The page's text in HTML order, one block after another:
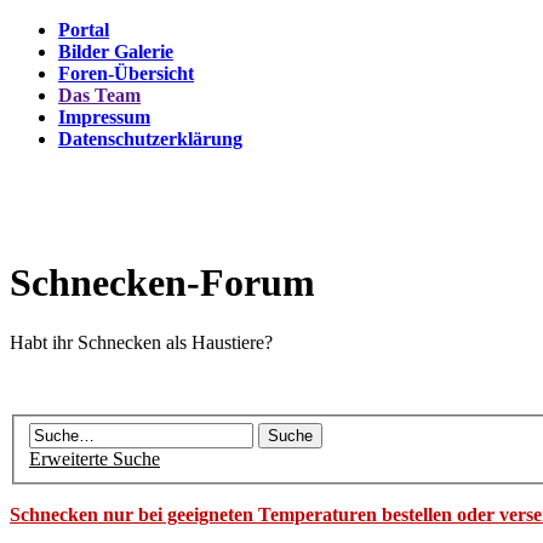
Portal
Bilder Galerie
Foren-Übersicht
Das Team
Impressum
Datenschutzerklärung
Schnecken-Forum
Habt ihr Schnecken als Haustiere?
Erweiterte Suche
Schnecken nur bei geeigneten Temperaturen bestellen oder